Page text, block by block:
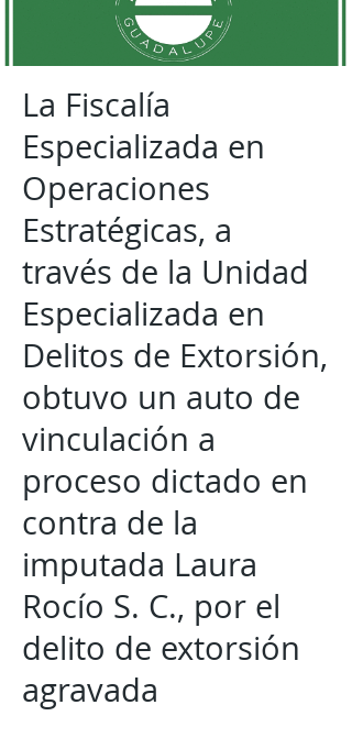
La Fiscalía
Especializada en
Operaciones
Estratégicas, a
través de la Unidad
Especializada en
Delitos de Extorsión,
obtuvo un auto de
vinculación a
proceso dictado en
contra de la
imputada Laura
Rocío S. C., por el
delito de extorsión
agravada